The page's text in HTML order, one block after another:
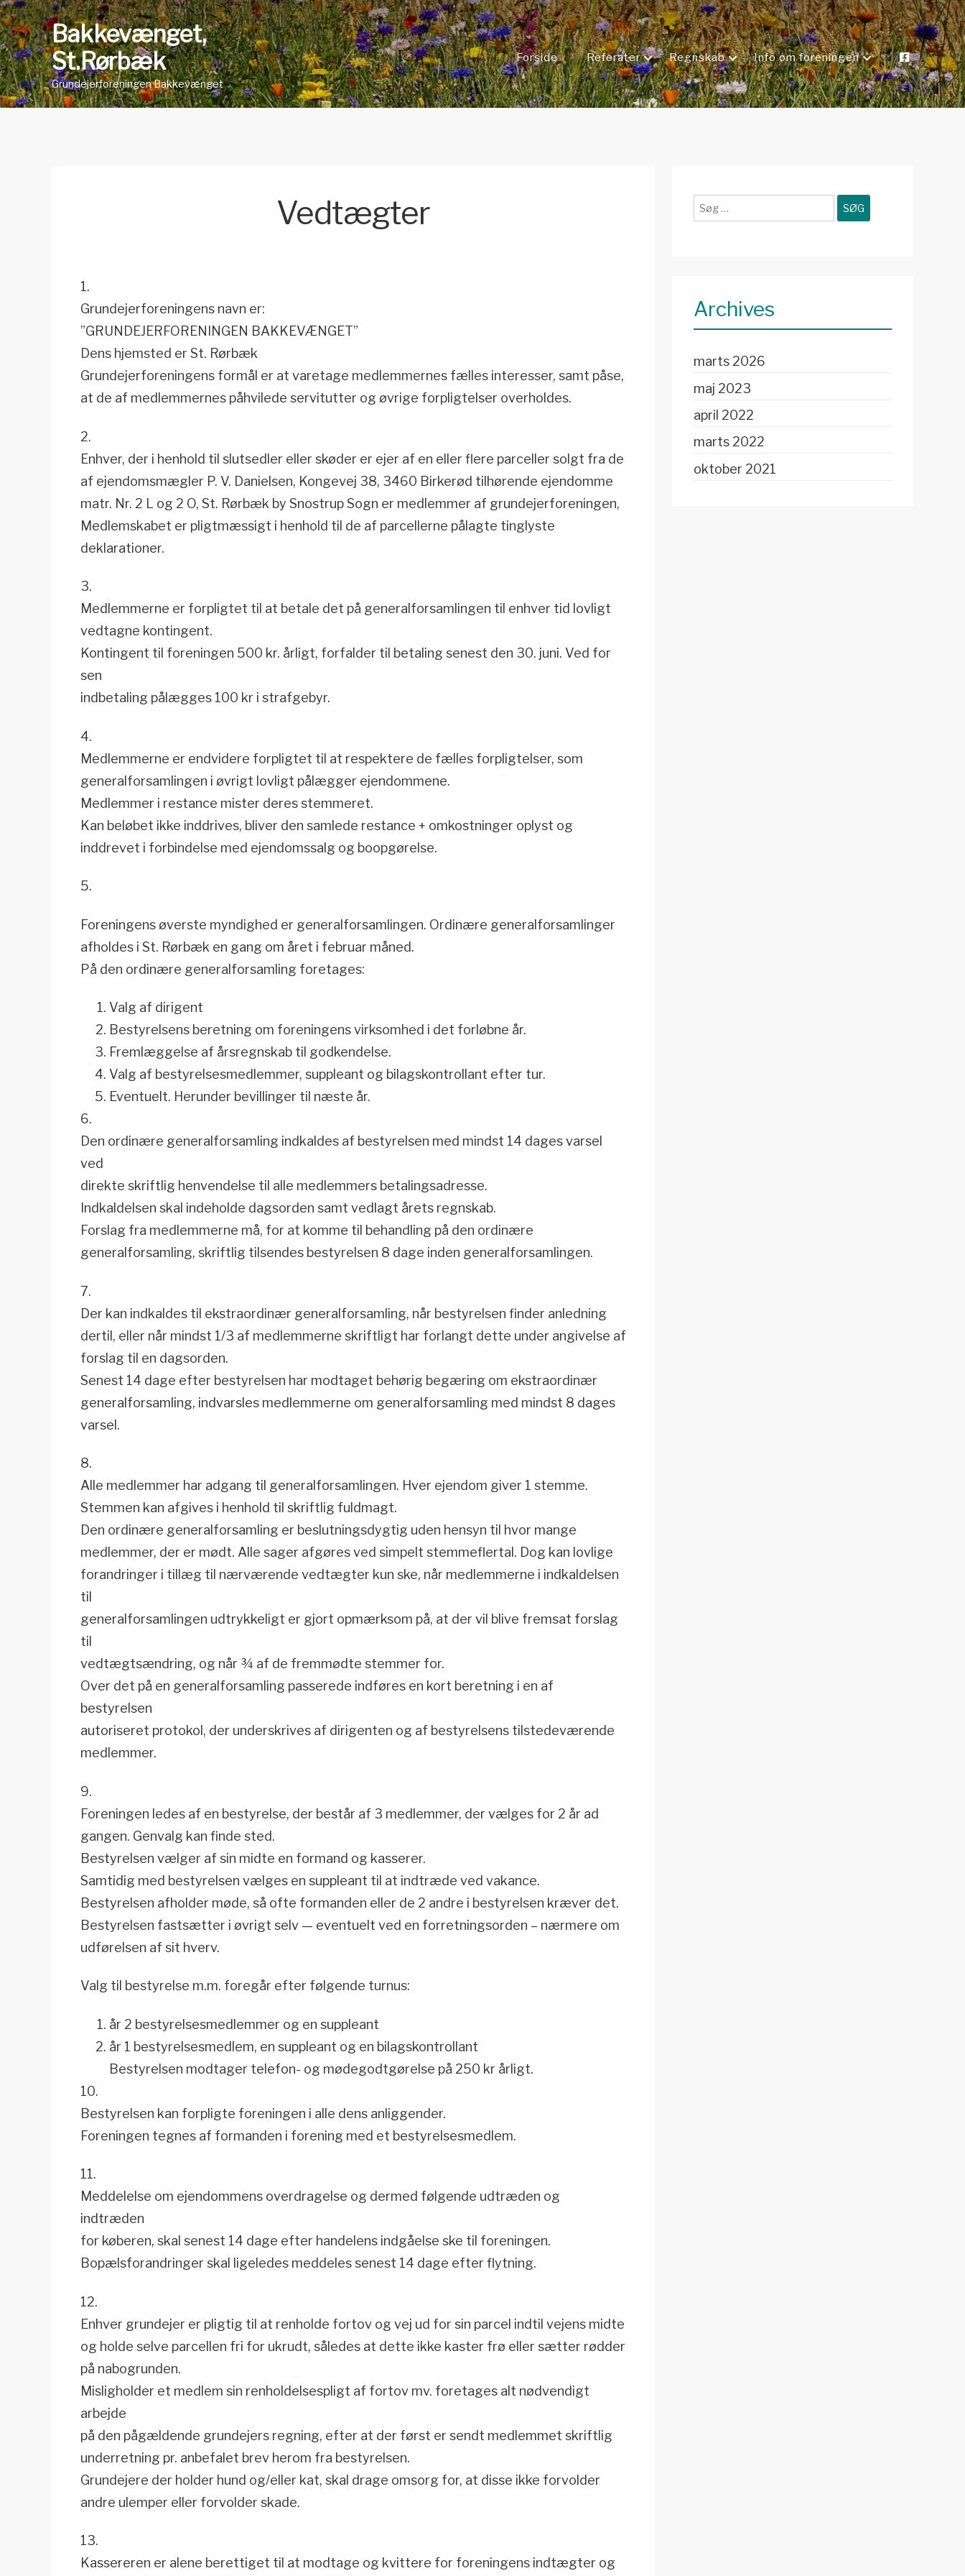
Skip
to
content
Bakkevænget,
St.Rørbæk
Grundejerforeningen Bakkevænget
Forside Referater Regnskab Info om foreningen
Vedtægter
1.
Grundejerforeningens navn er:
”GRUNDEJERFORENINGEN BAKKEVÆNGET”
Dens hjemsted er St. Rørbæk
Grundejerforeningens formål er at varetage medlemmernes fælles interesser, samt påse,
at de af medlemmernes påhvilede servitutter og øvrige forpligtelser overholdes.
2.
Enhver, der i henhold til slutsedler eller skøder er ejer af en eller flere parceller solgt fra de
af ejendomsmægler P. V. Danielsen, Kongevej 38, 3460 Birkerød tilhørende ejendomme
matr. Nr. 2 L og 2 O, St. Rørbæk by Snostrup Sogn er medlemmer af grundejerforeningen,
Medlemskabet er pligtmæssigt i henhold til de af parcellerne pålagte tinglyste
deklarationer.
3.
Medlemmerne er forpligtet til at betale det på generalforsamlingen til enhver tid lovligt
vedtagne kontingent.
Kontingent til foreningen 500 kr. årligt, forfalder til betaling senest den 30. juni. Ved for
sen
indbetaling pålægges 100 kr i strafgebyr.
4.
Medlemmerne er endvidere forpligtet til at respektere de fælles forpligtelser, som
generalforsamlingen i øvrigt lovligt pålægger ejendommene.
Medlemmer i restance mister deres stemmeret.
Kan beløbet ikke inddrives, bliver den samlede restance + omkostninger oplyst og
inddrevet i forbindelse med ejendomssalg og boopgørelse.
5.
Foreningens øverste myndighed er generalforsamlingen. Ordinære generalforsamlinger
afholdes i St. Rørbæk en gang om året i februar måned.
På den ordinære generalforsamling foretages:
Valg af dirigent
Bestyrelsens beretning om foreningens virksomhed i det forløbne år.
Fremlæggelse af årsregnskab til godkendelse.
Valg af bestyrelsesmedlemmer, suppleant og bilagskontrollant efter tur.
Eventuelt. Herunder bevillinger til næste år.
6.
Den ordinære generalforsamling indkaldes af bestyrelsen med mindst 14 dages varsel
ved
direkte skriftlig henvendelse til alle medlemmers betalingsadresse.
Indkaldelsen skal indeholde dagsorden samt vedlagt årets regnskab.
Forslag fra medlemmerne må, for at komme til behandling på den ordinære
generalforsamling, skriftlig tilsendes bestyrelsen 8 dage inden generalforsamlingen.
7.
Der kan indkaldes til ekstraordinær generalforsamling, når bestyrelsen finder anledning
dertil, eller når mindst 1/3 af medlemmerne skriftligt har forlangt dette under angivelse af
forslag til en dagsorden.
Senest 14 dage efter bestyrelsen har modtaget behørig begæring om ekstraordinær
generalforsamling, indvarsles medlemmerne om generalforsamling med mindst 8 dages
varsel.
8.
Alle medlemmer har adgang til generalforsamlingen. Hver ejendom giver 1 stemme.
Stemmen kan afgives i henhold til skriftlig fuldmagt.
Den ordinære generalforsamling er beslutningsdygtig uden hensyn til hvor mange
medlemmer, der er mødt. Alle sager afgøres ved simpelt stemmeflertal. Dog kan lovlige
forandringer i tillæg til nærværende vedtægter kun ske, når medlemmerne i indkaldelsen
til
generalforsamlingen udtrykkeligt er gjort opmærksom på, at der vil blive fremsat forslag
til
vedtægtsændring, og når ¾ af de fremmødte stemmer for.
Over det på en generalforsamling passerede indføres en kort beretning i en af
bestyrelsen
autoriseret protokol, der underskrives af dirigenten og af bestyrelsens tilstedeværende
medlemmer.
9.
Foreningen ledes af en bestyrelse, der består af 3 medlemmer, der vælges for 2 år ad
gangen. Genvalg kan finde sted.
Bestyrelsen vælger af sin midte en formand og kasserer.
Samtidig med bestyrelsen vælges en suppleant til at indtræde ved vakance.
Bestyrelsen afholder møde, så ofte formanden eller de 2 andre i bestyrelsen kræver det.
Bestyrelsen fastsætter i øvrigt selv — eventuelt ved en forretningsorden – nærmere om
udførelsen af sit hverv.
Valg til bestyrelse m.m. foregår efter følgende turnus:
år 2 bestyrelsesmedlemmer og en suppleant
år 1 bestyrelsesmedlem, en suppleant og en bilagskontrollant
Bestyrelsen modtager telefon- og mødegodtgørelse på 250 kr årligt.
10.
Bestyrelsen kan forpligte foreningen i alle dens anliggender.
Foreningen tegnes af formanden i forening med et bestyrelsesmedlem.
11.
Meddelelse om ejendommens overdragelse og dermed følgende udtræden og
indtræden
for køberen, skal senest 14 dage efter handelens indgåelse ske til foreningen.
Bopælsforandringer skal ligeledes meddeles senest 14 dage efter flytning.
12.
Enhver grundejer er pligtig til at renholde fortov og vej ud for sin parcel indtil vejens midte
og holde selve parcellen fri for ukrudt, således at dette ikke kaster frø eller sætter rødder
på nabogrunden.
Misligholder et medlem sin renholdelsespligt af fortov mv. foretages alt nødvendigt
arbejde
på den pågældende grundejers regning, efter at der først er sendt medlemmet skriftlig
underretning pr. anbefalet brev herom fra bestyrelsen.
Grundejere der holder hund og/eller kat, skal drage omsorg for, at disse ikke forvolder
andre ulemper eller forvolder skade.
13.
Kassereren er alene berettiget til at modtage og kvittere for foreningens indtægter og
efter:
Archives
marts 2026
maj 2023
april 2022
marts 2022
oktober 2021